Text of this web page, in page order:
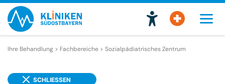
Ihre Behandlung > Fachbereiche > Sozialpädiatrisches Zentrum
SCHLIESSEN